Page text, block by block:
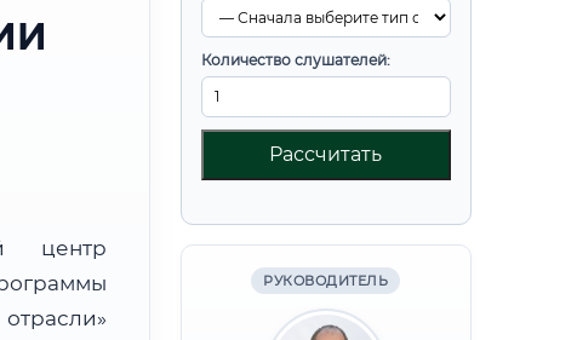
Количество слушателей:
Рассчитать
РУКОВОДИТЕЛЬ
центр